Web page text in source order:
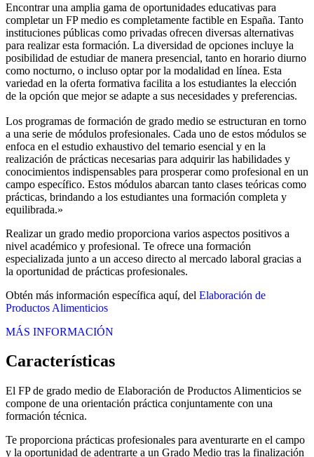
Encontrar una amplia gama de oportunidades educativas para
completar un FP medio es completamente factible en España. Tanto
instituciones públicas como privadas ofrecen diversas alternativas
para realizar esta formación. La diversidad de opciones incluye la
posibilidad de estudiar de manera presencial, tanto en horario diurno
como nocturno, o incluso optar por la modalidad en línea. Esta
variedad en la oferta formativa facilita a los estudiantes la elección
de la opción que mejor se adapte a sus necesidades y preferencias.
Los programas de formación de grado medio se estructuran en torno
a una serie de módulos profesionales. Cada uno de estos módulos se
enfoca en el estudio exhaustivo del temario esencial y en la
realización de prácticas necesarias para adquirir las habilidades y
conocimientos indispensables para prosperar como profesional en un
campo específico. Estos módulos abarcan tanto clases teóricas como
prácticas, brindando a los estudiantes una formación completa y
equilibrada.»
Realizar un grado medio proporciona varios aspectos positivos a
nivel académico y profesional. Te ofrece una formación
especializada junto a un acceso directo al mercado laboral gracias a
la oportunidad de prácticas profesionales.
Obtén más información específica aquí, del Elaboración de
Productos Alimenticios
MÁS INFORMACIÓN
Características
El FP de grado medio de Elaboración de Productos Alimenticios se
compone de una orientación práctica conjuntamente con una
formación técnica.
Te proporciona prácticas profesionales para aventurarte en el campo
y la oportunidad de adentrarte a un Grado Medio tras la finalización